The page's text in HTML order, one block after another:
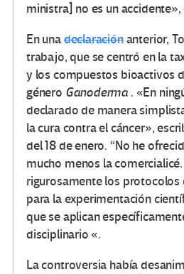
ministra] no es un accidente»,
En unadeclaraciónanterior,
trabajo, que se centró en la
y los compuestos bioactivos
género Ganoderma . «En
declarado de manera
la cura contra el cáncer»,
del 18 de enero. “No he
mucho menos la comercialicé.
rigurosamente los protocolos
para la experimentación
que se aplican
disciplinario «.
La controversia había